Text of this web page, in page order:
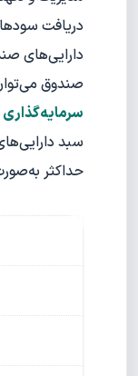
دریافت
دارایی‌های
صندوق
سرمایه‌گذاری
سبد
حداکثر